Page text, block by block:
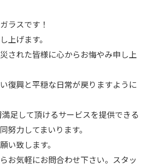
ラスです！
上げます。
された皆様に心からお悔やみ申し上
復興と平穏な日常が戻りますように
足して頂けるサービスを提供できる
努力してまいります。
い致します。
お気軽にお問合わせ下さい。スタッ